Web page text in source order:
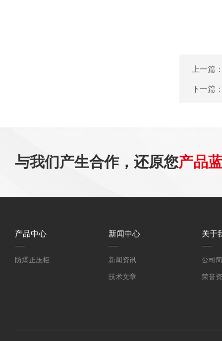
上一篇
下一篇
与我们产生合作，还原您产品
产品中心
防爆正压柜
新闻中心
新闻资讯
技术文章
关于
公司
荣誉